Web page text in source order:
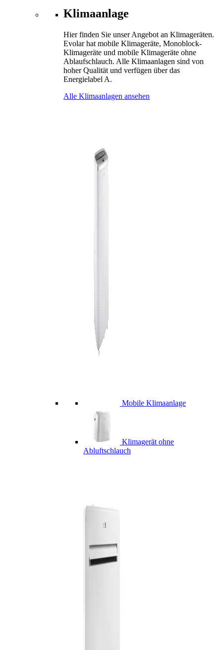
Klimaanlage
Hier finden Sie unser Angebot an Klimageräten.
Evolar hat mobile Klimageräte, Monoblock-
Klimageräte und mobile Klimageräte ohne
Ablaufschlauch. Alle Klimaanlagen sind von
hoher Qualität und verfügen über das
Energielabel A.
Alle Klimaanlagen ansehen
Mobile Klimaanlage
Klimagerät ohne
Abluftschlauch